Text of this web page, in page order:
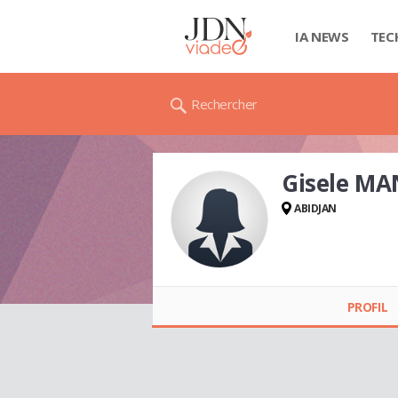
IA NEWS
Rechercher
Gisele
ABIDJAN
PROFIL